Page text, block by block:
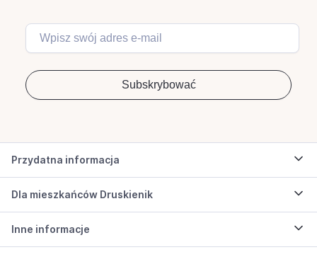
Przydatna informacja
Dla mieszkańców Druskienik
Inne informacje